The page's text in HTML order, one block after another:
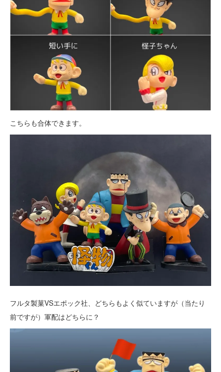
こちらも合体できます。
フルタ製菓VSエポック社、どちらもよく似ていますが（当たり
前ですが）軍配はどちらに？